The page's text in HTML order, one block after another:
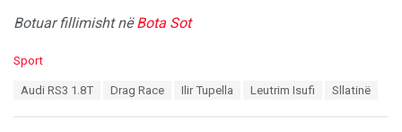
Botuar fillimisht nëBota Sot
C
Sport
Audi RS3 1.8T Drag Race Ilir Tupella Leutrim Isufi Sllatinë